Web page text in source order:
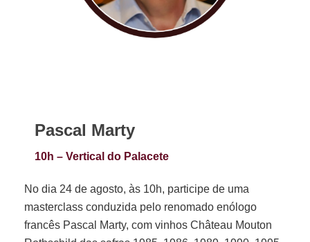
Pascal Marty
10h – Vertical do Palacete
No dia 24 de agosto, às 10h, participe de uma
masterclass conduzida pelo renomado enólogo
francês Pascal Marty, com vinhos Château Mouton